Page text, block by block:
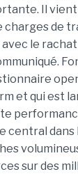
Il
de
le rachat
et qui est
central
sur des